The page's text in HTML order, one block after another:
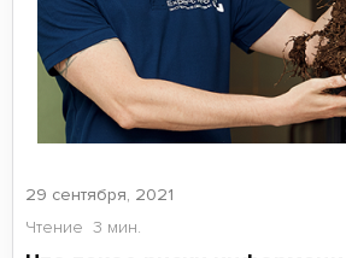
29 сентября, 2021
Чтение 3 мин.